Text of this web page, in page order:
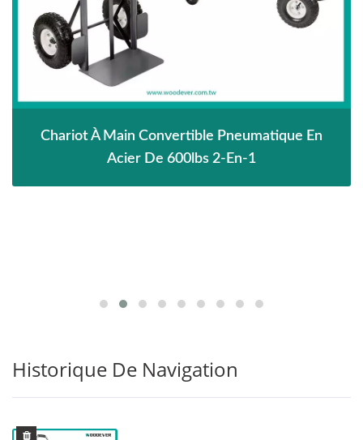
Chariot À Main Convertible Pneumatique En
Acier De 600lbs 2-En-1
Historique De Navigation